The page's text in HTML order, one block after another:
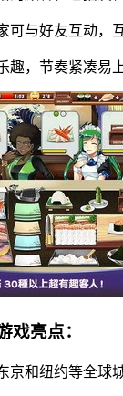
可与好友互动，
趣，节奏紧凑易
戏亮点：
京和纽约等全球